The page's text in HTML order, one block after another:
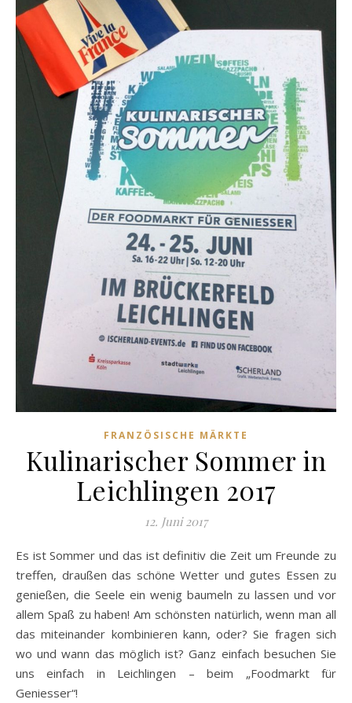
FRANZÖSISCHE MÄRKTE
Kulinarischer Sommer in
Leichlingen 2017
12. Juni 2017
Es ist Sommer und das ist definitiv die Zeit um Freunde zu
treffen, draußen das schöne Wetter und gutes Essen zu
genießen, die Seele ein wenig baumeln zu lassen und vor
allem Spaß zu haben! Am schönsten natürlich, wenn man all
das miteinander kombinieren kann, oder? Sie fragen sich
wo und wann das möglich ist? Ganz einfach besuchen Sie
uns einfach in Leichlingen – beim „Foodmarkt für
Geniesser“!